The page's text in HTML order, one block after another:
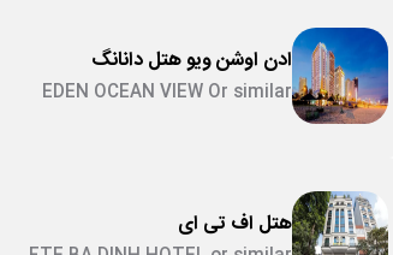
ادن اوشن ویو هتل دانانگ
EDEN OCEAN VIEW Or similar
هتل اف تی ای